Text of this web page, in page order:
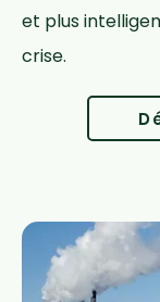
et plus
crise.